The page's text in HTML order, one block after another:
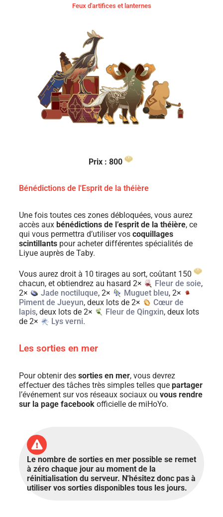
Feux d'artifices et lanternes
Prix : 800
Bénédictions de l'Esprit de la théière
Une fois toutes ces zones débloquées, vous aurez
accès aux bénédictions de l’esprit de la théière, ce
qui vous permettra d’utiliser vos coquillages
scintillants pour acheter différentes spécialités de
Liyue auprès de Taby.
Vous aurez droit à 10 tirages au sort, coûtant 150
chacun, et obtiendrez au hasard 2×
Fleur de soie,
2×
Jade noctiluque, 2× Muguet bleu, 2×
Piment de Jueyun, deux lots de 2×
Cœur de
lapis, deux lots de 2× Fleur de Qingxin, deux lots
de 2×
Lys verni.
Les sorties en mer
Pour obtenir des sorties en mer, vous devrez
effectuer des tâches très simples telles que partager
l’événement sur vos réseaux sociaux ou vous rendre
sur la page facebook officielle de miHoYo.
Le nombre de sorties en mer possible se remet
à zéro chaque jour au moment de la
réinitialisation du serveur. N'hésitez donc pas à
utiliser vos sorties disponibles tous les jours.